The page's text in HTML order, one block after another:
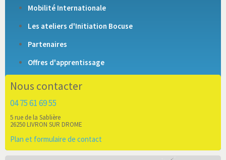
Mobilité Internationale
Les ateliers d'Initiation Bocuse
Partenaires
Offres d'apprentissage
Nous contacter
04 75 61 69 55
5 rue de la Sablière
26250 LIVRON SUR DROME
Plan et formulaire de contact